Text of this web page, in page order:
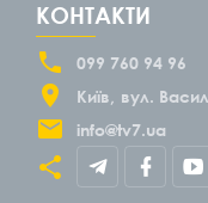
КОНТАКТИ
099 760 94 96
Київ
вул.
info@tv7.ua